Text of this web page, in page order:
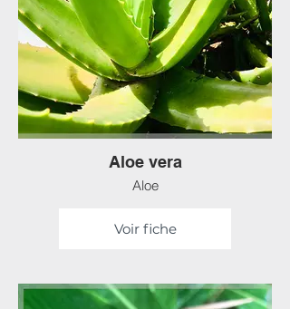
Aloe vera
Aloe
Voir fiche